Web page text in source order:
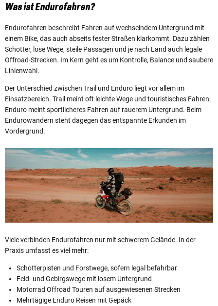
Was ist Endurofahren?
Endurofahren beschreibt Fahren auf wechselndem Untergrund mit
einem Bike, das auch abseits fester Straßen klarkommt. Dazu zählen
Schotter, lose Wege, steile Passagen und je nach Land auch legale
Offroad-Strecken. Im Kern geht es um Kontrolle, Balance und saubere
Linienwahl.
Der Unterschied zwischen Trail und Enduro liegt vor allem im
Einsatzbereich. Trail meint oft leichte Wege und touristisches Fahren.
Enduro meint sportlicheres Fahren auf rauerem Untergrund. Beim
Endurowandern steht dagegen das entspannte Erkunden im
Vordergrund.
Viele verbinden Endurofahren nur mit schwerem Gelände. In der
Praxis umfasst es viel mehr:
Schotterpisten und Forstwege, sofern legal befahrbar
Feld- und Gebirgswege mit losem Untergrund
Motorrad Offroad Touren auf ausgewiesenen Strecken
Mehrtägige Enduro Reisen mit Gepäck